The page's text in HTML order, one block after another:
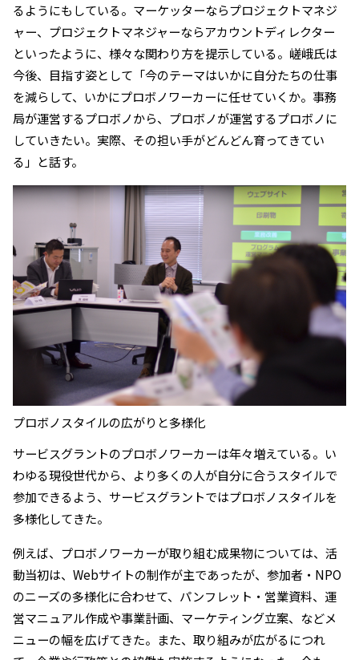
るようにもしている。マーケッターならプロジェクトマネジ
ャー、プロジェクトマネジャーならアカウントディレクター
といったように、様々な関わり方を提示している。嵯峨氏は
今後、目指す姿として「今のテーマはいかに自分たちの仕事
を減らして、いかにプロボノワーカーに任せていくか。事務
局が運営するプロボノから、プロボノが運営するプロボノに
していきたい。実際、その担い手がどんどん育ってきてい
る」と話す。
プロボノスタイルの広がりと多様化
サービスグラントのプロボノワーカーは年々増えている。い
わゆる現役世代から、より多くの人が自分に合うスタイルで
参加できるよう、サービスグラントではプロボノスタイルを
多様化してきた。
例えば、プロボノワーカーが取り組む成果物については、活
動当初は、Webサイトの制作が主であったが、参加者・NPO
のニーズの多様化に合わせて、パンフレット・営業資料、運
営マニュアル作成や事業計画、マーケティング立案、などメ
ニューの幅を広げてきた。また、取り組みが広がるにつれ